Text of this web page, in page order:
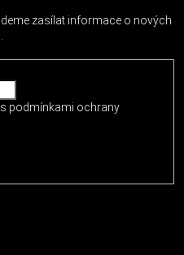
zasílat informace o nových
podmínkami ochrany